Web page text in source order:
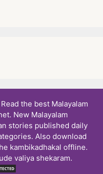
the best Malayalam
New Malayalam
stories published daily
Also download
kambikadhakal offline.
valiya shekaram.